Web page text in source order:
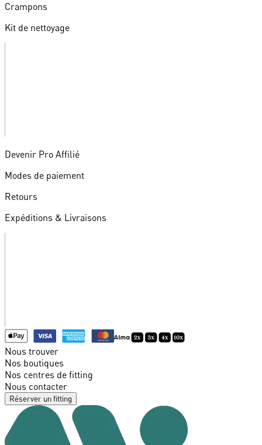
Crampons
Kit de nettoyage
Devenir Pro Affilié
Modes de paiement
Retours
Expéditions & Livraisons
Nous trouver
Nos boutiques
Nos centres de fitting
Nous contacter
Réserver un fitting